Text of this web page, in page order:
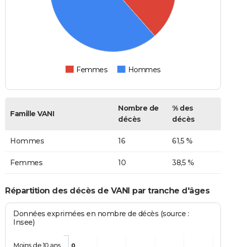
Femmes Hommes
Famille VANI
Nombre de
décès
% des
décès
Hommes 16 61,5 %
Femmes 10 38,5 %
Répartition des décès de VANI par tranche d'âges
Données exprimées en nombre de décès (source :
Insee)
Moins de 10 ans